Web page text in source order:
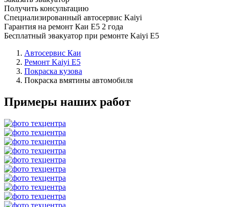
Получить консультацию
Специализированный автосервис Kaiyi
Гарантия на ремонт Каи Е5 2 года
Бесплатный эвакуатор при ремонте Kaiyi E5
Автосервис Каи
Ремонт Kaiyi E5
Покраска кузова
Покраска вмятины автомобиля
Примеры наших работ